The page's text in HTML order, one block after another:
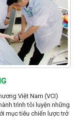
Việt Nam (VCI)
trình tôi luyện những
mục tiêu chiến lược trở